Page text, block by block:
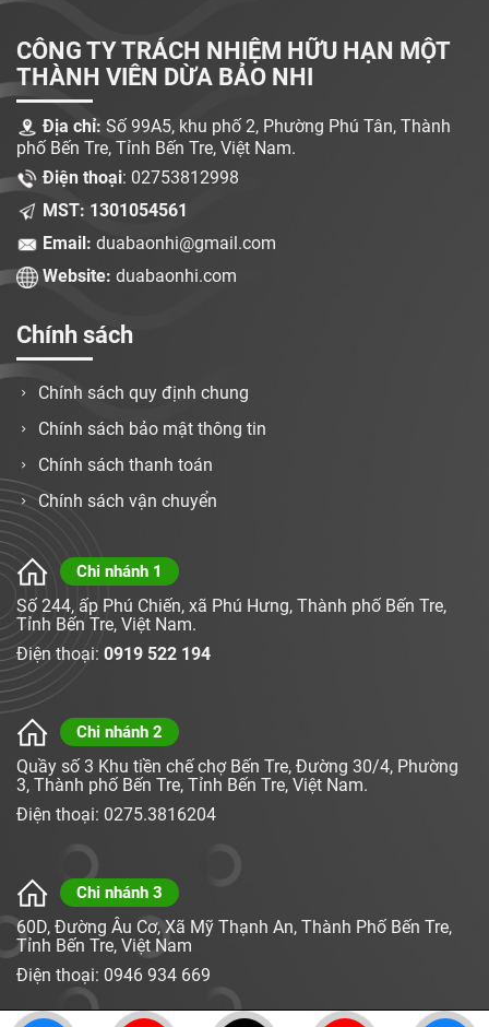
CÔNG TY TRÁCH NHIỆM HỮU HẠN MỘT
THÀNH VIÊN DỪA BẢO NHI
Địa chỉ: Số 99A5, khu phố 2, Phường Phú Tân, Thành
phố Bến Tre, Tỉnh Bến Tre, Việt Nam.
Điện thoại: 02753812998
MST: 1301054561
Email: duabaonhi@gmail.com
Website: duabaonhi.com
Chính sách
Chính sách quy định chung
Chính sách bảo mật thông tin
Chính sách thanh toán
Chính sách vận chuyển
Chi nhánh 1
Số 244, ấp Phú Chiến, xã Phú Hưng, Thành phố Bến Tre,
Tỉnh Bến Tre, Việt Nam.
Điện thoại: 0919 522 194
Chi nhánh 2
Quầy số 3 Khu tiền chế chợ Bến Tre, Đường 30/4, Phường
3, Thành phố Bến Tre, Tỉnh Bến Tre, Việt Nam.
Điện thoại: 0275.3816204
Chi nhánh 3
60D, Đường Âu Cơ, Xã Mỹ Thạnh An, Thành Phố Bến Tre,
Tỉnh Bến Tre, Việt Nam
Điện thoại: 0946 934 669